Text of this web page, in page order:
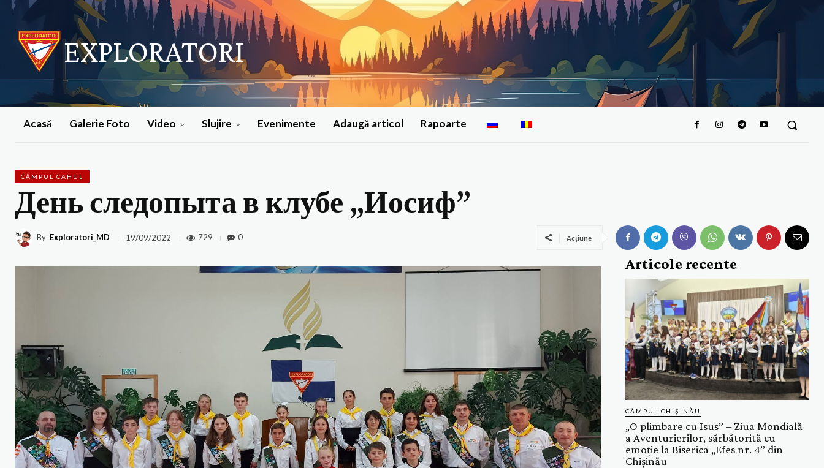
EXPLORATORI
Acasă Galerie Foto Video Slujire Evenimente Adaugă articol Rapoarte
CÂMPUL CAHUL
День следопыта в клубе „Иосиф”
By Exploratori_MD 19/09/2022 729 0 Acțiune
Articole recente
CÂMPUL CHIȘINĂU
„O plimbare cu Isus” – Ziua Mondială
a Aventurierilor, sărbătorită cu
emoție la Biserica „Efes nr. 4” din
Chișinău